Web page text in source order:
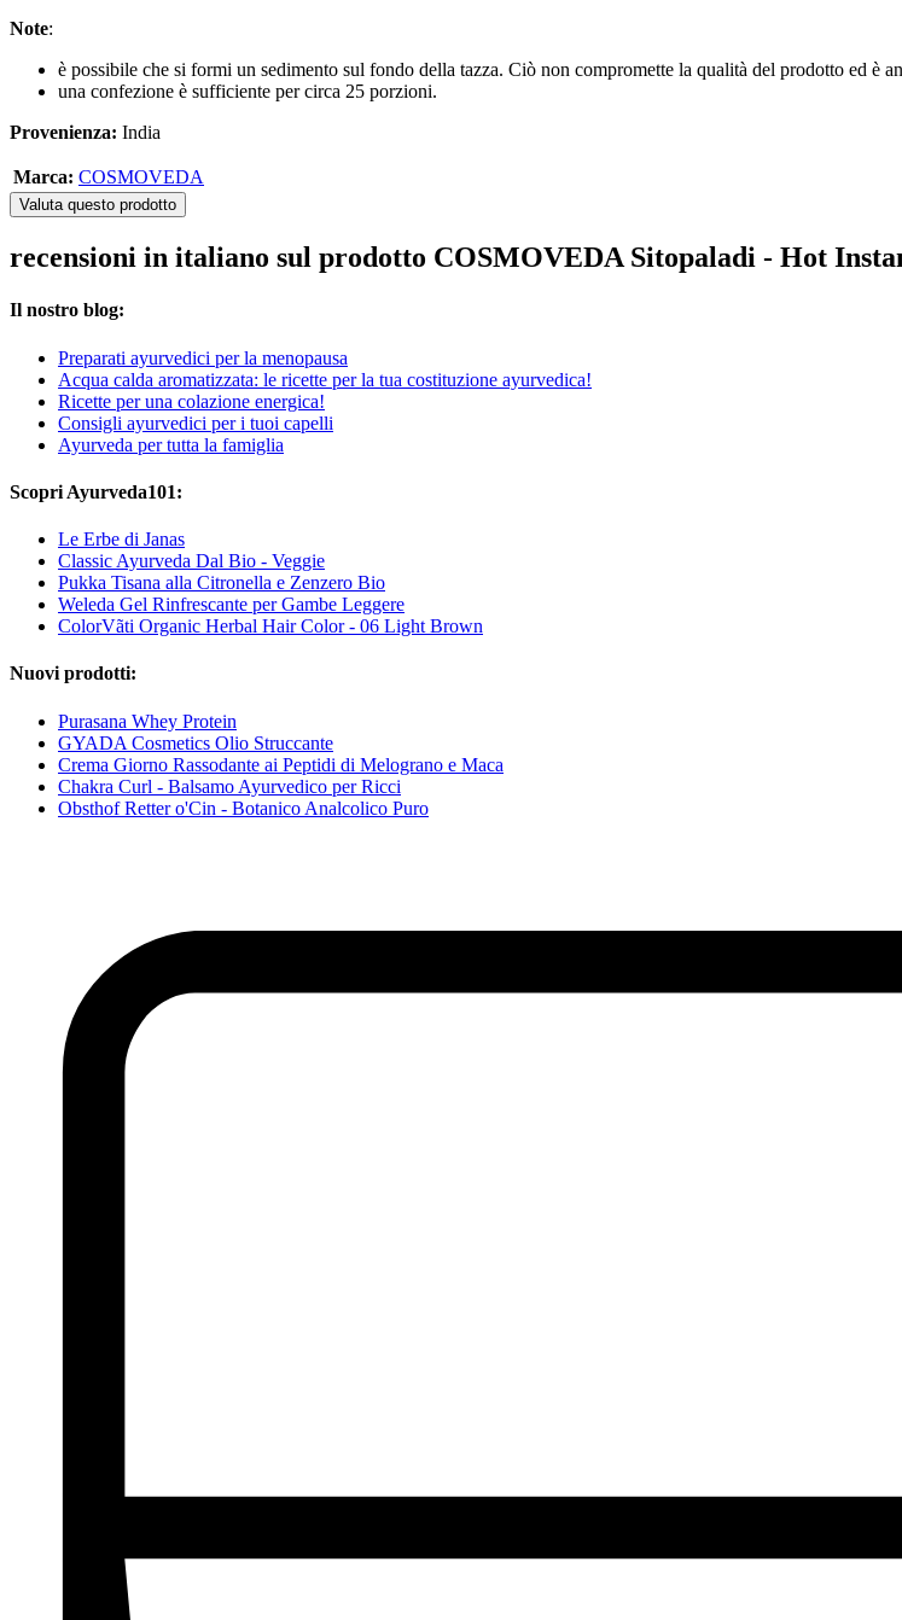
Note:
è possibile che si formi un sedimento sul fondo della tazza. Ciò non compromette la qualità del prodotto ed è
una confezione è sufficiente per circa 25 porzioni.
Provenienza: India
Marca: COSMOVEDA
Valuta questo prodotto
recensioni in italiano sul prodotto COSMOVEDA Sitopaladi - Hot
Il nostro blog:
Preparati ayurvedici per la menopausa
Acqua calda aromatizzata: le ricette per la tua costituzione ayurvedica!
Ricette per una colazione energica!
Consigli ayurvedici per i tuoi capelli
Ayurveda per tutta la famiglia
Scopri Ayurveda101:
Le Erbe di Janas
Classic Ayurveda Dal Bio - Veggie
Pukka Tisana alla Citronella e Zenzero Bio
Weleda Gel Rinfrescante per Gambe Leggere
ColorVãti Organic Herbal Hair Color - 06 Light Brown
Nuovi prodotti:
Purasana Whey Protein
GYADA Cosmetics Olio Struccante
Crema Giorno Rassodante ai Peptidi di Melograno e Maca
Chakra Curl - Balsamo Ayurvedico per Ricci
Obsthof Retter o'Cin - Botanico Analcolico Puro